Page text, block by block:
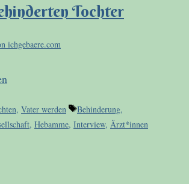
Tochter
ichgebaere.com
, Vater werden Schlagwörter
Behinderung,
, Hebamme, Interview, Ärzt*innen